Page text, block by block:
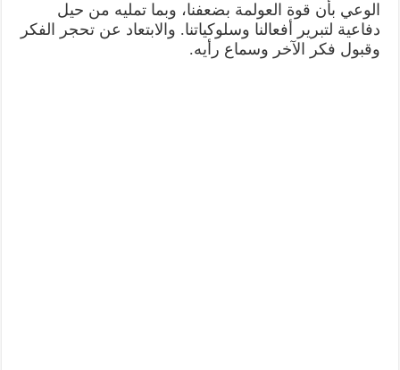
الوعي بأن قوة العولمة بضعفنا، وبما تمليه من حيل
دفاعية لتبرير أفعالنا وسلوكياتنا. والابتعاد عن تحجر الفكر
وقبول فكر الآخر وسماع رأيه.